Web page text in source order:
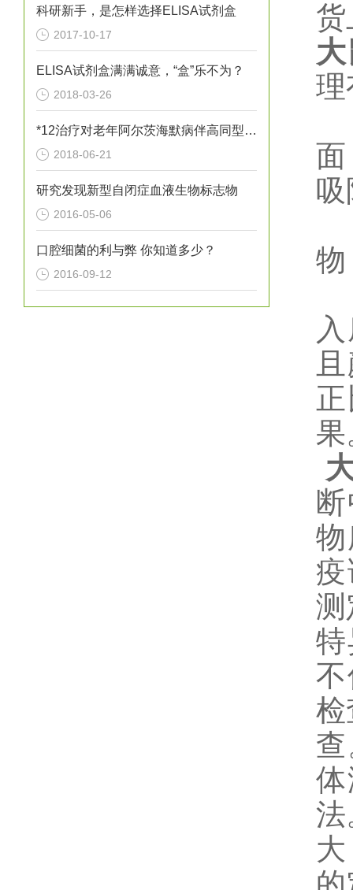
科研新手，是怎样选择ELISA试剂盒
2017-10-17
ELISA试剂盒满满诚意，“盒”乐不为？
2018-03-26
*12治疗对老年阿尔茨海默病伴高同型半胱胺酸血症患者血清炎性因子
2018-06-21
研究发现新型自闭症血液生物标志物
2016-05-06
口腔细菌的利与弊 你知道多少？
2016-09-12
理
物
果
测
检